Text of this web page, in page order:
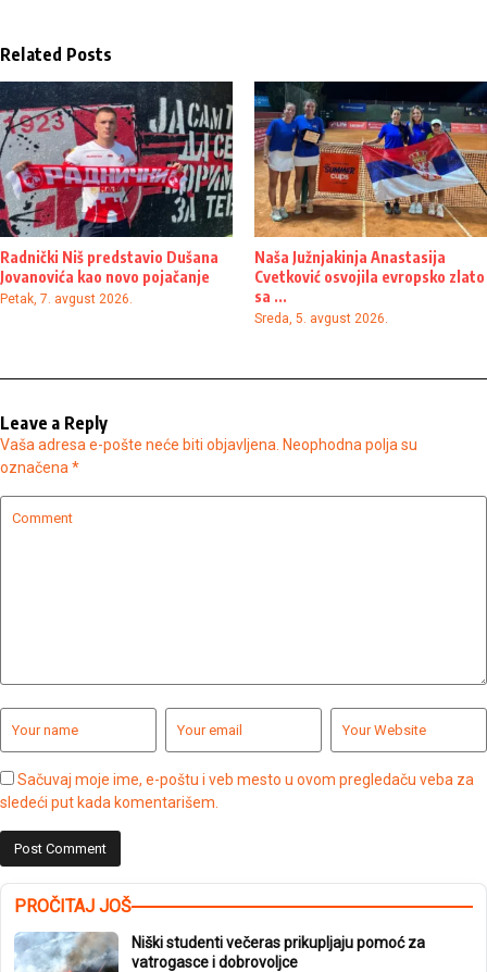
Related Posts
Radnički Niš predstavio Dušana
Jovanovića kao novo pojačanje
Petak, 7. avgust 2026.
Naša Južnjakinja Anastasija
Cvetković osvojila evropsko zlato
sa ...
Sreda, 5. avgust 2026.
Leave a Reply
Vaša adresa e-pošte neće biti objavljena. Neophodna polja su
označena *
Sačuvaj moje ime, e-poštu i veb mesto u ovom pregledaču veba za
sledeći put kada komentarišem.
PROČITAJ JOŠ
Niški studenti večeras prikupljaju pomoć za
vatrogasce i dobrovoljce